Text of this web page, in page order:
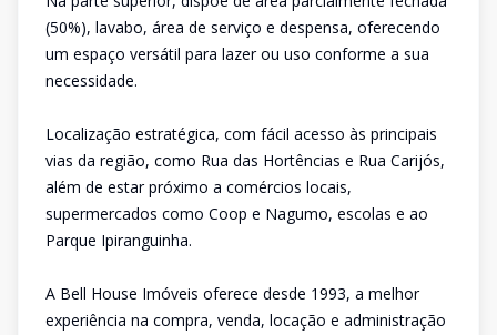
(50%), lavabo, área de serviço e despensa, oferecendo
um espaço versátil para lazer ou uso conforme a sua
necessidade.
Localização estratégica, com fácil acesso às principais
vias da região, como Rua das Hortências e Rua Carijós,
além de estar próximo a comércios locais,
supermercados como Coop e Nagumo, escolas e ao
Parque Ipiranguinha.
A Bell House Imóveis oferece desde 1993, a melhor
experiência na compra, venda, locação e administração